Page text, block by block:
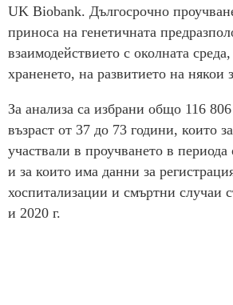
UK Biobank. Дългосрочно
приноса на генетичната
взаимодействието с околната
храненето, на развитието на някои
За анализа са избрани общо 116
възраст от 37 до 73 години, които
участвали в проучването в периода
и за които има данни за
хоспитализации и смъртни случаи
и 2020 г.